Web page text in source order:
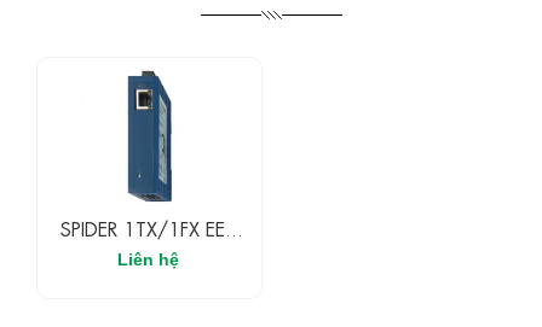
SPIDER 1TX/1FX EEC
Hirschmann Switch
Không Quản Lí 1 Cổng
Liên hệ